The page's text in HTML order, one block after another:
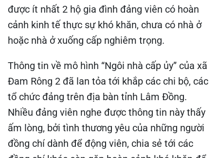
được ít nhất 2 hộ gia đình đảng viên có hoàn
cảnh kinh tế thực sự khó khăn, chưa có nhà ở
hoặc nhà ở xuống cấp nghiêm trọng.
Thông tin về mô hình “Ngôi nhà cấp ủy” của xã
Đam Rông 2 đã lan tỏa tới khắp các chi bộ, các
tổ chức đảng trên địa bàn tỉnh Lâm Đồng.
Nhiều đảng viên nghe được thông tin này thấy
ấm lòng, bởi tình thương yêu của những người
đồng chí dành để động viên, chia sẻ tới các